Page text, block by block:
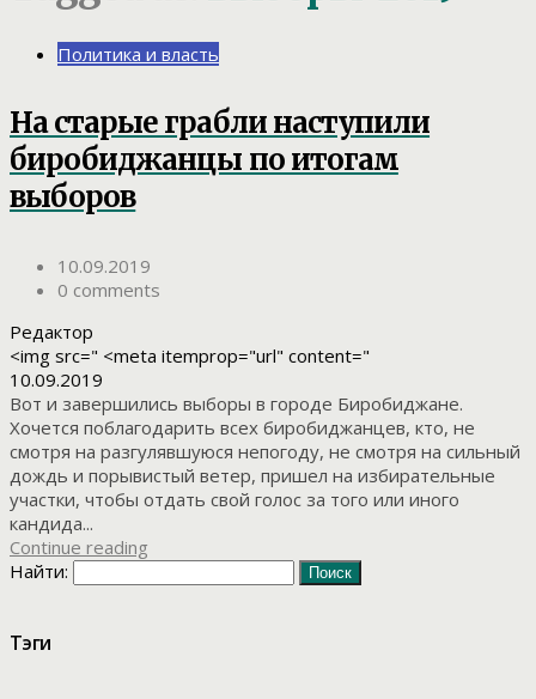
Политика и власть
На старые грабли наступили
биробиджанцы по итогам
выборов
10.09.2019
0 comments
Редактор
<img src=" <meta itemprop="url" content="
10.09.2019
Вот и завершились выборы в городе Биробиджане.
Хочется поблагодарить всех биробиджанцев, кто, не
смотря на разгулявшуюся непогоду, не смотря на сильный
дождь и порывистый ветер, пришел на избирательные
участки, чтобы отдать свой голос за того или иного
кандида...
Continue reading
Найти:
Тэги